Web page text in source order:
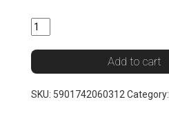
Add to cart
SKU: 5901742060312 Category: